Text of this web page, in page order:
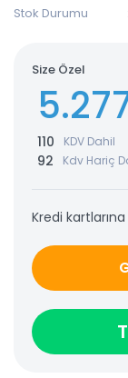
Stok Durumu
Size Özel
110 KDV Dahil
92 Kdv Hariç
Kredi kartlarına